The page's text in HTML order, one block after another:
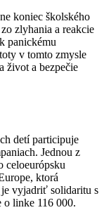
koniec školského
zlyhania a reakcie
panickému
v tomto zmysle
život a bezpečie
detí participuje
Jednou z
celoeurópsku
ktorá
vyjadriť solidaritu s
o linke 116 000.